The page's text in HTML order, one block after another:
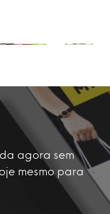
agora sem
mesmo para